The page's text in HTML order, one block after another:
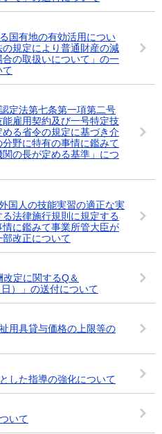
国有地の有効活用につい
規定により普通財産の減
の取扱いについて」の一
て
定法第七条第一項第二号
雇用契約及び一号特定技
る省令の規定に基づき介
野に特有の事情に鑑みて
の長が定める基準」につ
国人の技能実習の適正な実
法律施行規則に規定する
に鑑みて事業所管大臣が
改正について
定に関するQ＆
）」の送付について
用具貸与価格の上限等の
した指導の強化について
いて